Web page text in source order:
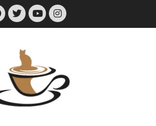
Facebook
Twitter
YouTube
Instagram